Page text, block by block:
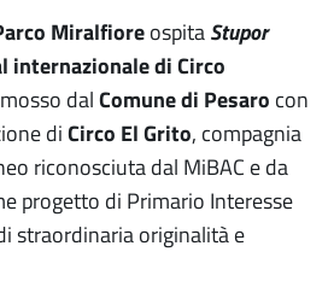
MiralfioreospitaStupor
internazionale di Circo
dalComune di Pesaro con
diCirco El Grito, compagnia
riconosciuta dal MiBAC e da
progetto di Primario Interesse
straordinaria originalità e